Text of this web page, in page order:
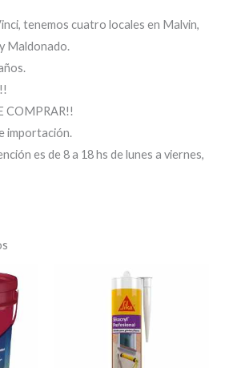
tenemos cuatro locales en Malvin,
Maldonado.
COMPRAR!!
importación.
es de 8 a 18 hs de lunes a viernes,